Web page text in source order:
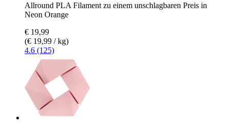
Allround PLA Filament zu einem unschlagbaren Preis in
Neon Orange
€ 19,99
(€ 19,99 / kg)
4.6 (125)